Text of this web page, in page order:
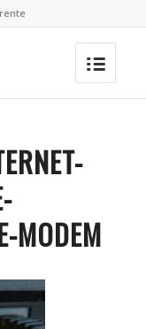
MODEM